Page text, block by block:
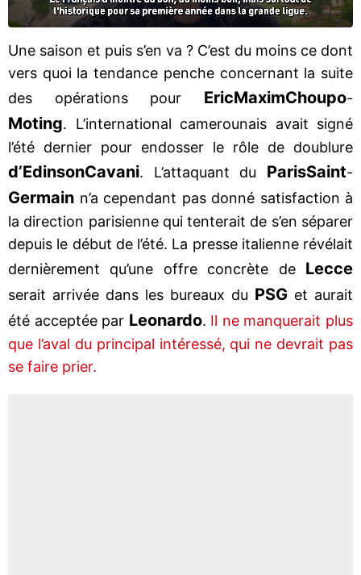
Une saison et puis s’en va ? C’est du moins ce dont
vers quoi la tendance penche concernant la suite
des opérations pour EricMaximChoupo-
Moting. L’international camerounais avait signé
l’été dernier pour endosser le rôle de doublure
d’EdinsonCavani. L’attaquant du ParisSaint-
Germain n’a cependant pas donné satisfaction à
la direction parisienne qui tenterait de s’en séparer
depuis le début de l’été. La presse italienne révélait
dernièrement qu’une offre concrète de Lecce
serait arrivée dans les bureaux du PSG et aurait
été acceptée par Leonardo. Il ne manquerait plus
que l’aval du principal intéressé, qui ne devrait pas
se faire prier.